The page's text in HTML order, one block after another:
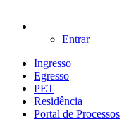
Entrar
Ingresso
Egresso
PET
Residência
Portal de Processos